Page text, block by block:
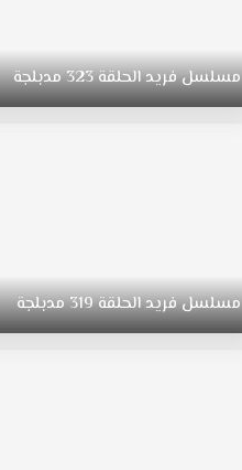
مسلسلفريدالحلقة323مدبلجة
مسلسلفريدالحلقة319مدبلجة